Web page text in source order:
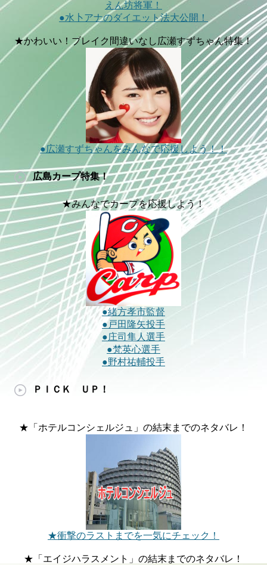
えん坊将軍！
●水卜アナのダイエット法大公開！
★かわいい！ブレイク間違いなし広瀬すずちゃん特集！
●広瀬すずちゃんをみんなで応援しよう！！
広島カープ特集！
★みんなでカープを応援しよう！
●緒方孝市監督
●戸田隆矢投手
●庄司隼人選手
●梵英心選手
●野村祐輔投手
ＰＩＣＫ ＵＰ！
★「ホテルコンシェルジュ」の結末までのネタバレ！
★衝撃のラストまでを一気にチェック！
★「エイジハラスメント」の結末までのネタバレ！